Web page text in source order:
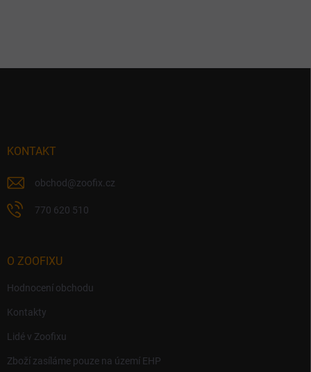
KONTAKT
obchod @zoofix.cz
770 620 510
O ZOOFIXU
Hodnocení obchodu
Kontakty
Lidé v Zoofixu
Zboží zasíláme pouze na území EHP